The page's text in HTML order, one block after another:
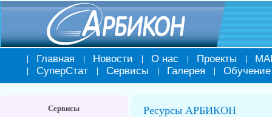
Главная Новости О нас Проекты
СуперСтат
Сервисы Галерея Обучение
Сервисы Ресурсы АРБИКОН